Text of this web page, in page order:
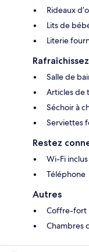
Rideaux
Lits de
Literie
Salle de
Articles de
Séchoir à
Serviettes
Restez
Wi-Fi inclus
Téléphone
Autres
Coffre-fort
Chambres